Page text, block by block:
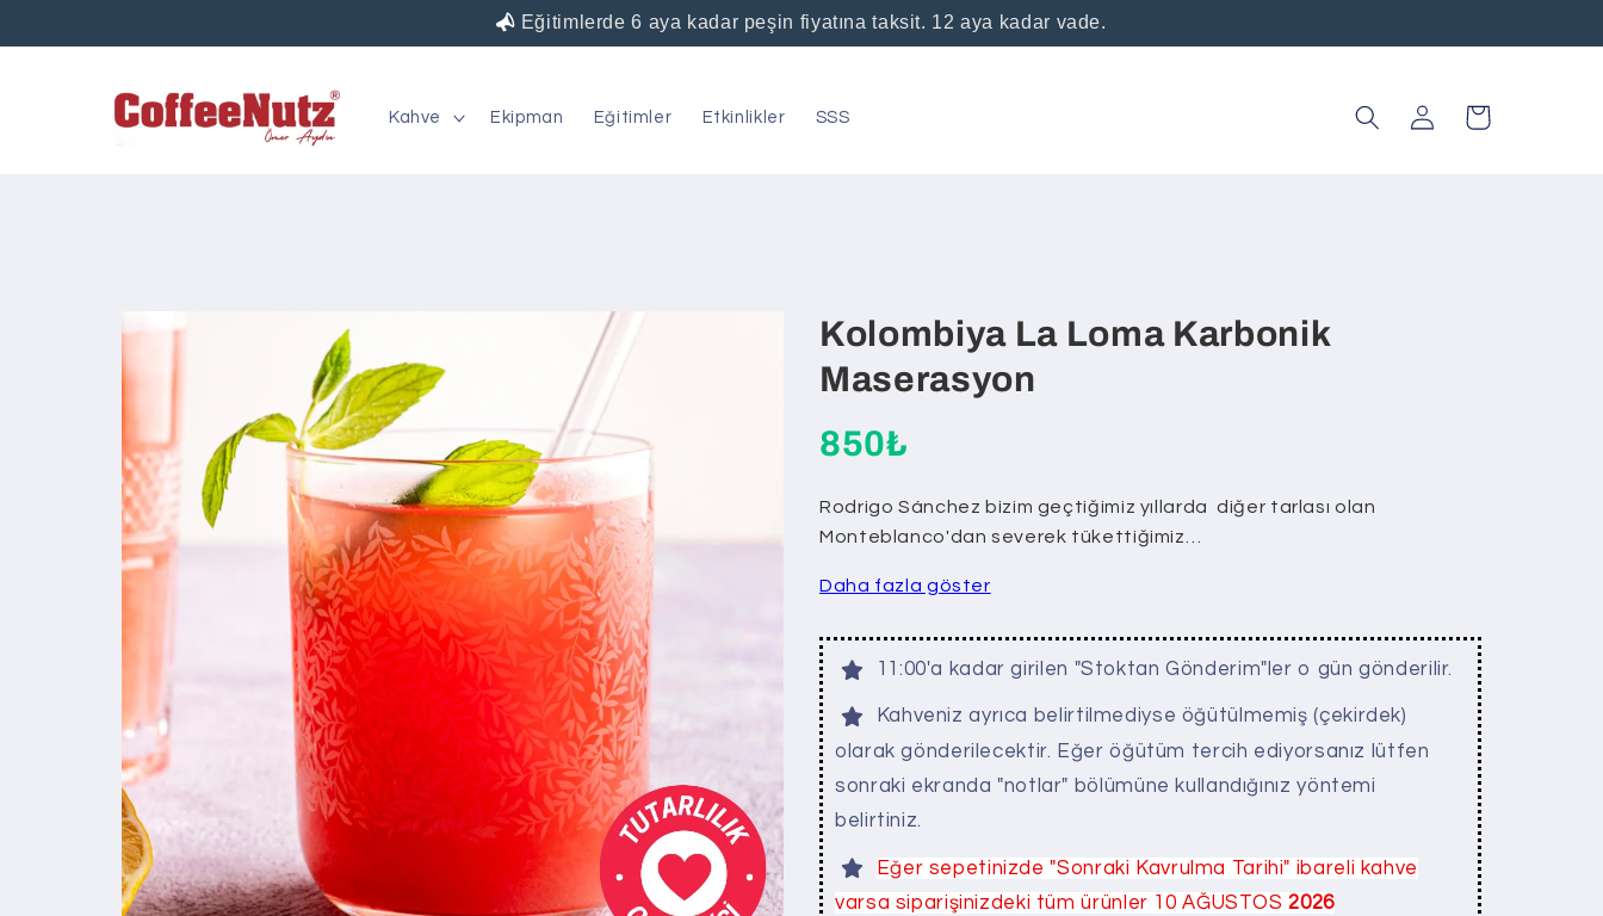
Eğitimlerde 6 aya kadar peşin fiyatına taksit. 12 aya kadar vade.
Kahve Ekipman Eğitimler Etkinlikler SSS
Oturum
Sepet
Kolombiya La Loma Karbonik
Maserasyon
850₺
Rodrigo Sánchez bizim geçtiğimiz yıllarda diğer tarlası olan
Monteblanco'dan severek tükettiğimiz…
Daha fazla göster
11:00'a kadar girilen "Stoktan Gönderim"ler o gün gönderilir.
Kahveniz ayrıca belirtilmediyse öğütülmemiş (çekirdek)
olarak gönderilecektir. Eğer öğütüm tercih ediyorsanız lütfen
sonraki ekranda "notlar" bölümüne kullandığınız yöntemi
belirtiniz.
Eğer sepetinizde "Sonraki Kavrulma Tarihi" ibareli kahve
varsa siparişinizdeki tüm ürünler 10 AĞUSTOS 2026